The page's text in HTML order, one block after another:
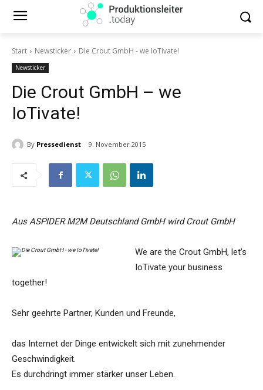
Start Newsticker Die Crout GmbH - we IoTivate!
Newsticker
Die Crout GmbH – we
IoTivate!
By Pressedienst 9. November 2015
Aus ASPIDER M2M Deutschland GmbH wird Crout GmbH
We are the Crout GmbH, let’s
IoTivate your business
together!
Sehr geehrte Partner, Kunden und Freunde,
das Internet der Dinge entwickelt sich mit zunehmender
Geschwindigkeit.
Es durchdringt immer stärker unser Leben.